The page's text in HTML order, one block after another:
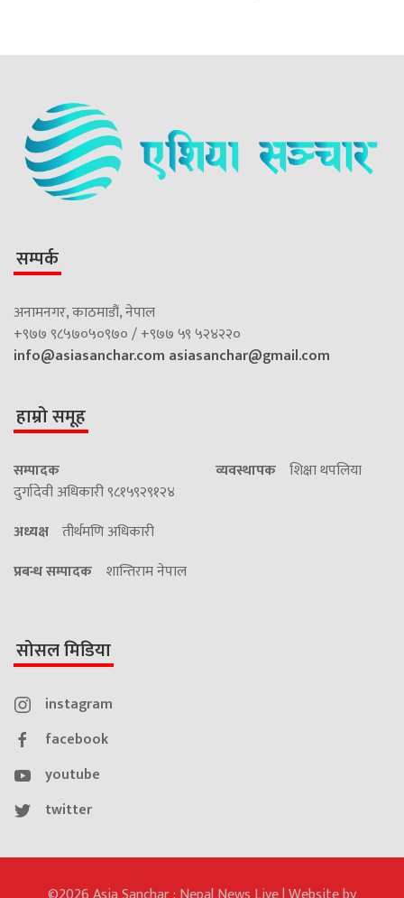
सम्पर्क
अनामनगर, काठमाडौं, नेपाल
+९७७ ९८५७०५०९७० / +९७७ ५९ ५२४२२०
info@asiasanchar.com asiasanchar@gmail.com
हाम्रो समूह
सम्पादक
दुर्गादेवी अधिकारी ९८१५९२९१२४
व्यवस्थापक शिक्षा थपलिया
अध्यक्ष तीर्थमणि अधिकारी
प्रबन्ध सम्पादक शान्तिराम नेपाल
सोसल मिडिया
instagram
facebook
youtube
twitter